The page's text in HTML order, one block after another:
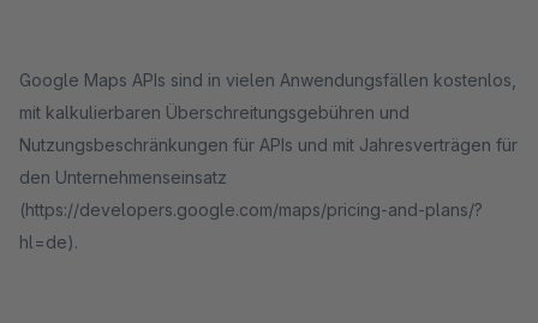
Google Maps APIs sind in vielen Anwendungsfällen kostenlos,
mit kalkulierbaren Überschreitungsgebühren und
Nutzungsbeschränkungen für APIs und mit Jahresverträgen für
den Unternehmenseinsatz
(https://developers.google.com/maps/pricing-and-plans/?
hl=de).